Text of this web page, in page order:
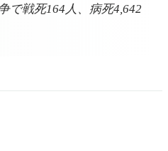
で戦死164人、病死4,642